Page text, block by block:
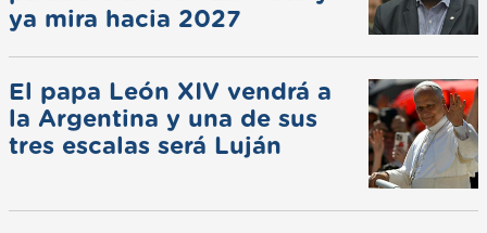
ya mira hacia 2027
El papa León XIV vendrá a
la Argentina y una de sus
tres escalas será Luján